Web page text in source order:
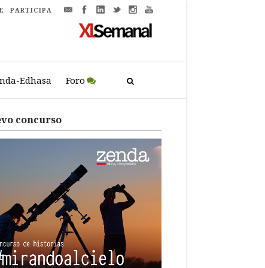
PARTICIPA
Edhasa Foro
concurso